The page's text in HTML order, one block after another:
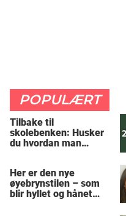
POPULÆRT
Tilbake til
skolebenken: Husker
du hvordan man
Her er den nye
øyebrynstilen – som
blir hyllet og hånet